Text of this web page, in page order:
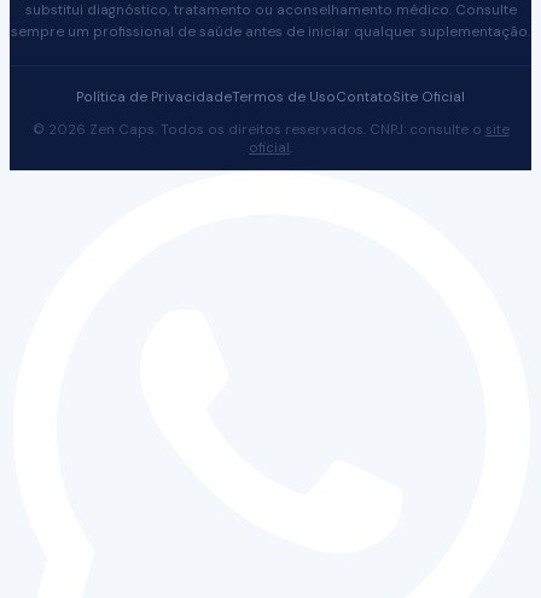
substitui diagnóstico, tratamento ou aconselhamento médico. Consulte
sempre um profissional de saúde antes de iniciar qualquer suplementação.
Política de PrivacidadeTermos de UsoContatoSite Oficial
© 2026 Zen Caps. Todos os direitos reservados. CNPJ: consulte o site
oficial.